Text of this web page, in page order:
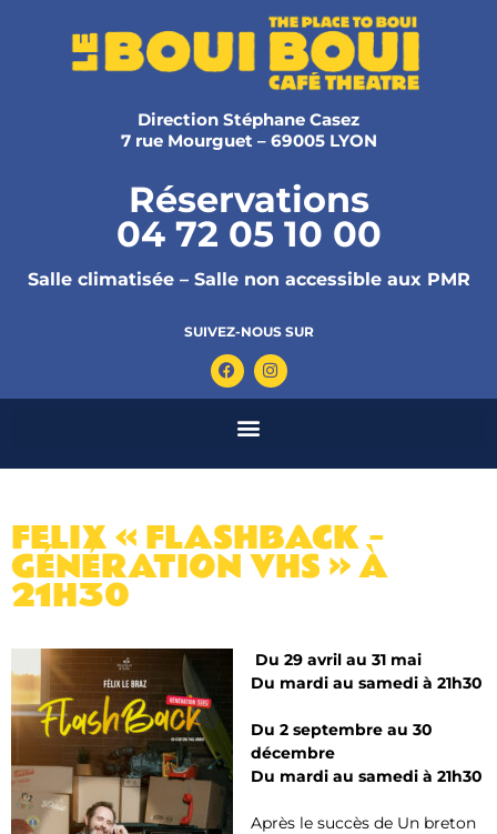
Direction Stéphane Casez
7 rue Mourguet – 69005 LYON
Réservations
04 72 05 10 00
Salle climatisée – Salle non accessible aux PMR
SUIVEZ-NOUS SUR
FELIX « FLASHBACK –
GÉNÉRATION VHS » À
21H30
Du 29 avril au 31 mai
Du mardi au samedi à 21h30
Du 2 septembre au 30
décembre
Du mardi au samedi à 21h30
Après le succès de Un breton